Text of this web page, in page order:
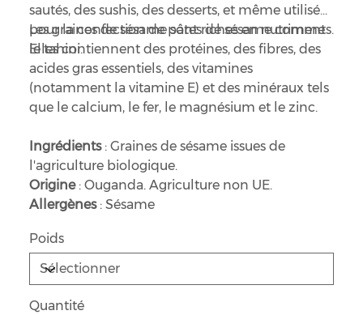
sautés, des sushis, des desserts, et même utilisées
pour la confection de pâtes de sésame comme
le tahini.
Les graines de sésame sont riches en nutriments.
Elles contiennent des protéines, des fibres, des
acides gras essentiels, des vitamines
(notamment la vitamine E) et des minéraux tels
que le calcium, le fer, le magnésium et le zinc.
Ingrédients : Graines de sésame issues de
l'agriculture biologique.
Origine: Ouganda. Agriculture non UE.
Allergènes: Sésame
Poids
Quantité